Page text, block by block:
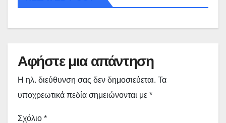
Αφήστε μια απάντηση
Η ηλ. διεύθυνση σας δεν δημοσιεύεται. Τα
υποχρεωτικά πεδία σημειώνονται με *
Σχόλιο *